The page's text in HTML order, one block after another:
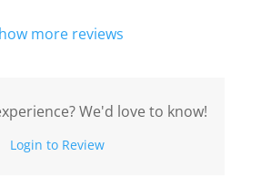
more reviews
We'd love to know!
Login to Review